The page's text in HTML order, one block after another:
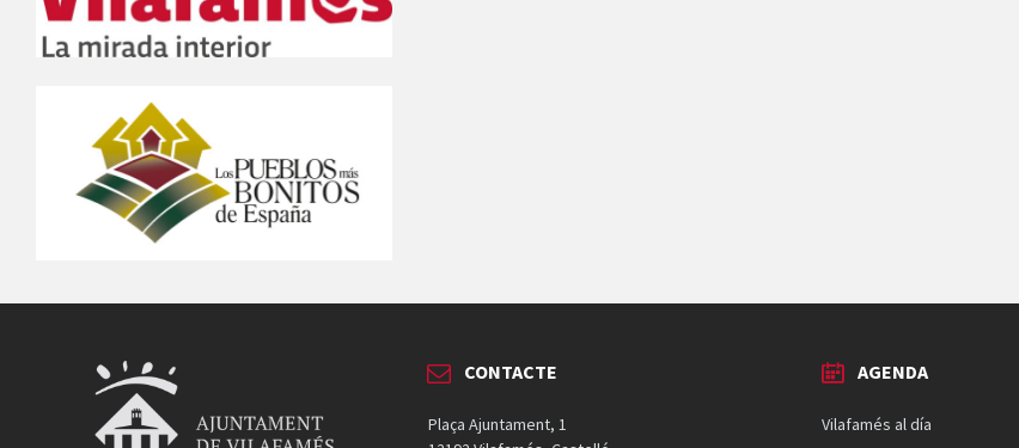
CONTACTE
Plaça Ajuntament, 1
AGENDA
Vilafamés al día